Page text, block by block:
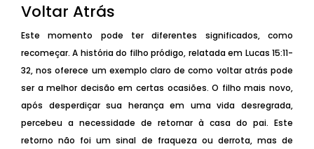
Voltar Atrás
Este momento pode ter diferentes significados, como
recomeçar. A história do filho pródigo, relatada em Lucas 15:11-
32, nos oferece um exemplo claro de como voltar atrás pode
ser a melhor decisão em certas ocasiões. O filho mais novo,
após desperdiçar sua herança em uma vida desregrada,
percebeu a necessidade de retornar à casa do pai. Este
retorno não foi um sinal de fraqueza ou derrota, mas de